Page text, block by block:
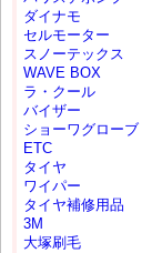
ダイナモ
セルモーター
スノーテックス
WAVE BOX
ラ・クール
バイザー
ショーワグローブ
ETC
タイヤ
ワイパー
タイヤ補修用品
3M
大塚刷毛